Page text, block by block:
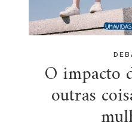
O impacto
outras